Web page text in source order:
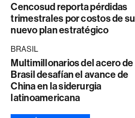
Cencosud reporta pérdidas
trimestrales por costos de su
nuevo plan estratégico
BRASIL
Multimillonarios del acero de
Brasil desafían el avance de
China en la siderurgia
latinoamericana